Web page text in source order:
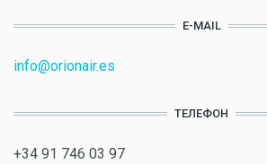
E-MAIL
info@orionair.es
ТЕЛЕФОН
+34 91 746 03 97